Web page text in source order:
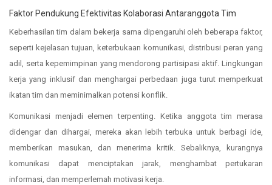
Faktor Pendukung Efektivitas Kolaborasi Antaranggota Tim
Keberhasilan tim dalam bekerja sama dipengaruhi oleh beberapa faktor,
seperti kejelasan tujuan, keterbukaan komunikasi, distribusi peran yang
adil, serta kepemimpinan yang mendorong partisipasi aktif. Lingkungan
kerja yang inklusif dan menghargai perbedaan juga turut memperkuat
ikatan tim dan meminimalkan potensi konflik.
Komunikasi menjadi elemen terpenting. Ketika anggota tim merasa
didengar dan dihargai, mereka akan lebih terbuka untuk berbagi ide,
memberikan masukan, dan menerima kritik. Sebaliknya, kurangnya
komunikasi dapat menciptakan jarak, menghambat pertukaran
informasi, dan memperlemah motivasi kerja.